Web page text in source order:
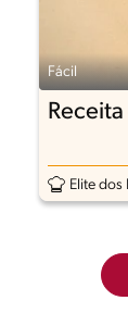
Fácil
Elite dos